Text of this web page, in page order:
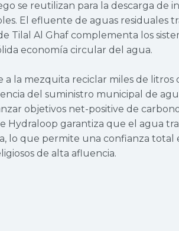
se reutilizan para la descarga de
El efluente de aguas residuales
Tilal Al Ghaf complementa los
economía circular del agua.
la mezquita reciclar miles de litros
del suministro municipal de
objetivos net-positive de
Hydraloop garantiza que el agua
lo que permite una confianza total
de alta afluencia.